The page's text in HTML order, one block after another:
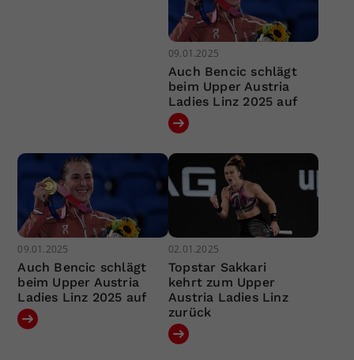
09.01.2025
Auch Bencic schlägt
beim Upper Austria
Ladies Linz 2025 auf
09.01.2025
Auch Bencic schlägt
beim Upper Austria
Ladies Linz 2025 auf
02.01.2025
Topstar Sakkari
kehrt zum Upper
Austria Ladies Linz
zurück